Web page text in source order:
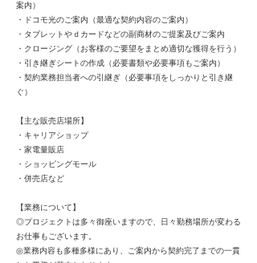
案内）
・ドコモ光のご案内（最適な契約内容のご案内）
・タブレットやｄカードなどの副商材のご提案及びご案内
・クロージング（お客様のご要望をまとめ適切な獲得を行う）
・引き継ぎシートの作成（必要書類や必要事項もご案内）
・契約業務担当者への引継ぎ（必要事項をしっかりと引き継
ぐ）
【主な販売店場所】
・キャリアショップ
・家電量販店
・ショッピングモール
・併売店など
【業務について】
◎プロジェクトは多々御座いますので、日々勤務場所が変わる
お仕事もございます。
◎業務内容も多種多様にあり、ご案内から契約完了までの一貫